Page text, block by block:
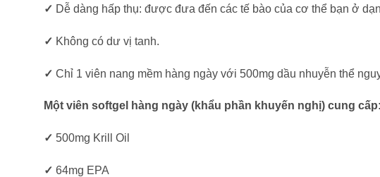
✓ Dễ dàng hấp thụ: được đưa đến các tế bào của cơ thể bạn ở
✓ Không có dư vị tanh.
✓ Chỉ 1 viên nang mềm hàng ngày với 500mg dầu nhuyễn thể
Một viên softgel hàng ngày (khẩu phần khuyến nghị) cung cấp:
✓ 500mg Krill Oil
✓ 64mg EPA